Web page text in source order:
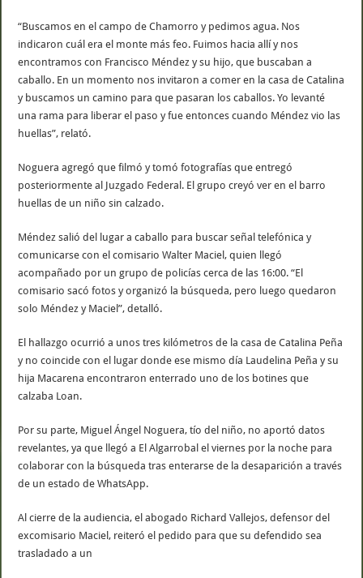
“Buscamos en el campo de Chamorro y pedimos agua. Nos
indicaron cuál era el monte más feo. Fuimos hacia allí y nos
encontramos con Francisco Méndez y su hijo, que buscaban a
caballo. En un momento nos invitaron a comer en la casa de Catalina
y buscamos un camino para que pasaran los caballos. Yo levanté
una rama para liberar el paso y fue entonces cuando Méndez vio las
huellas”, relató.
Noguera agregó que filmó y tomó fotografías que entregó
posteriormente al Juzgado Federal. El grupo creyó ver en el barro
huellas de un niño sin calzado.
Méndez salió del lugar a caballo para buscar señal telefónica y
comunicarse con el comisario Walter Maciel, quien llegó
acompañado por un grupo de policías cerca de las 16:00. “El
comisario sacó fotos y organizó la búsqueda, pero luego quedaron
solo Méndez y Maciel”, detalló.
El hallazgo ocurrió a unos tres kilómetros de la casa de Catalina Peña
y no coincide con el lugar donde ese mismo día Laudelina Peña y su
hija Macarena encontraron enterrado uno de los botines que
calzaba Loan.
Por su parte, Miguel Ángel Noguera, tío del niño, no aportó datos
revelantes, ya que llegó a El Algarrobal el viernes por la noche para
colaborar con la búsqueda tras enterarse de la desaparición a través
de un estado de WhatsApp.
Al cierre de la audiencia, el abogado Richard Vallejos, defensor del
excomisario Maciel, reiteró el pedido para que su defendido sea
trasladado a un